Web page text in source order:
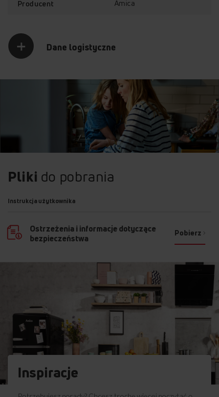
58GES2.33PAHZPTAAI(W) (kod: 57068)
58GES2.33HZPTADPAF(W) (kod: 58467)
58IES2.334HTAD(W) (kod: 58832)
58IES3.336HTADP(W) PIZ (kod: 58833)
Producent Amica
Dane logistyczne
Pliki do pobrania
Instrukcja użytkownika
Ostrzeżenia i informacje dotyczące
bezpieczeństwa
Pobierz
Inspiracje